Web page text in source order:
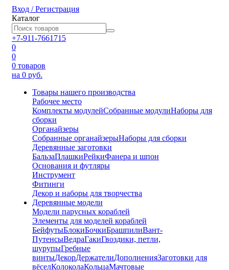
Вход / Регистрация
Каталог
+7-911-7661715
0
0
0 товаров
на 0 руб.
Товары нашего производства
Рабочее место
Комплекты модулейСобранные модулиНаборы для
сборки
Органайзеры
Собранные органайзерыНаборы для сборки
Деревянные заготовки
БальзаПлашкиРейкиФанера и шпон
Основания и футляры
Инструмент
Фитинги
Декор и наборы для творчества
Деревянные модели
Модели парусных кораблей
Элементы для моделей кораблей
БейфутыБлокиБочкиБрашпилиВант-
ПутенсыВедраГакиГвоздики, петли,
шурупыГребные
винтыДекорДержателиДополненияЗаготовки для
вёселКолоколаКольцаМачтовые